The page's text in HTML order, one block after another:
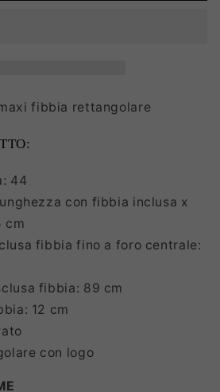
fibbia rettangolare
44
con fibbia inclusa x
cm
fibbia fino a foro centrale:
fibbia: 89 cm
12 cm
con logo